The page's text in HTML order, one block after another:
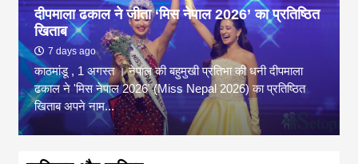
दीपमाला ढकाल ने जीता ‘मिस नेपाल 2026’ का प्रतिष्ठित
खिताब
7 days ago
काठमांडू , 1 अगस्त । नेपाल की बहुमुखी प्रतिभा की धनी दीपमाला
ढकाल ने 'मिस नेपाल 2026' (Miss Nepal 2026) का प्रतिष्ठित
खिताब अपने नाम...